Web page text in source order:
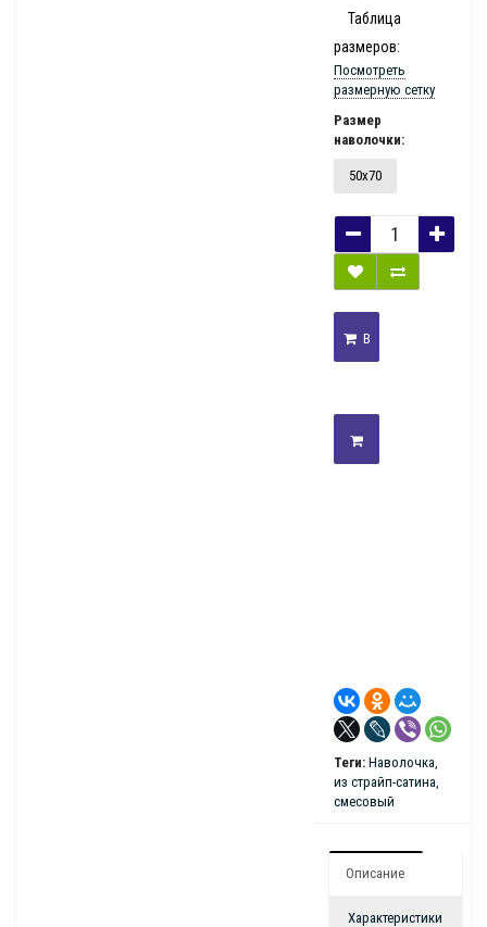
Таблица
размеров:
Посмотреть
размерную сетку
Размер
наволочки:
50х70
В
Теги: Наволочка,
из страйп-сатина,
смесовый
Описание
Характеристики